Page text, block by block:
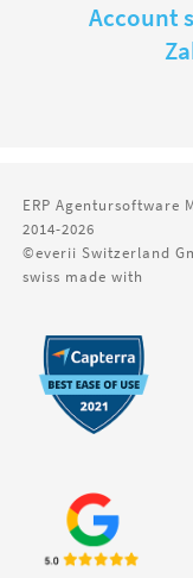
Account
ERP Agentursoftware
2014-2026
©everii Switzerland
swiss made with